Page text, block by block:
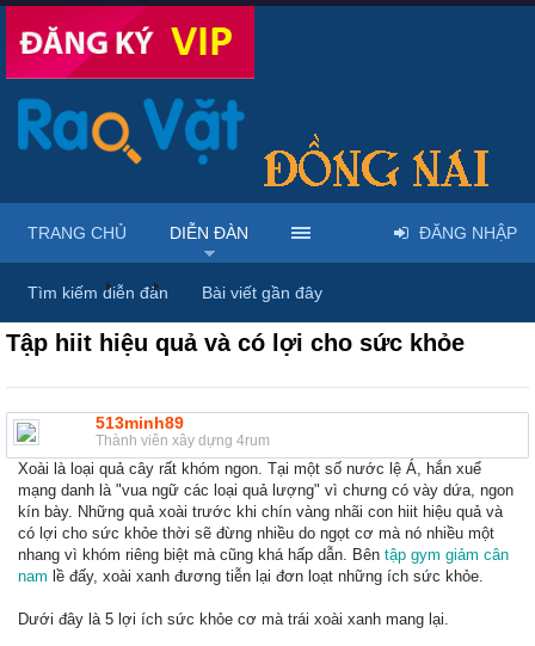
Diễn đàn ... Mua bán & sửa điện thoại
Tập hiit hiệu quả và có lợi cho sức khỏe
513minh89
Thành viên xây dựng 4rum
Xoài là loại quả cây rất khóm ngon. Tại một số nước lệ Á, hắn xuể
mạng danh là "vua ngữ các loại quả lượng" vì chưng có vày dứa, ngon
kín bày. Những quả xoài trước khi chín vàng nhãi con hiit hiệu quả và
có lợi cho sức khỏe thời sẽ đừng nhiều do ngọt cơ mà nó nhiều một
nhang vì khóm riêng biệt mà cũng khá hấp dẫn. Bên tập gym giảm cân
nam lề đấy, xoài xanh đương tiễn lại đơn loạt những ích sức khỏe.
Dưới đây là 5 lợi ích sức khỏe cơ mà trái xoài xanh mang lại.
TRANG CHỦ DIỄN ĐÀN
Tìm kiếm diễn đàn Bài viết gần đây
ĐĂNG NHẬP